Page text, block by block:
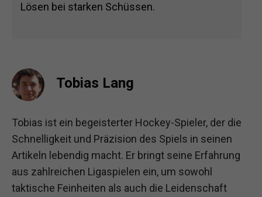
Lösen bei starken Schüssen.
Tobias Lang
Tobias ist ein begeisterter Hockey-Spieler, der die
Schnelligkeit und Präzision des Spiels in seinen
Artikeln lebendig macht. Er bringt seine Erfahrung
aus zahlreichen Ligaspielen ein, um sowohl
taktische Feinheiten als auch die Leidenschaft